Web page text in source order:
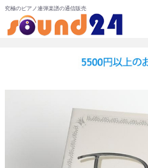
究極のピアノ連弾楽譜の通信販売